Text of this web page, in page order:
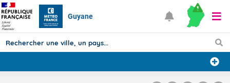
Guyane
Prévisions